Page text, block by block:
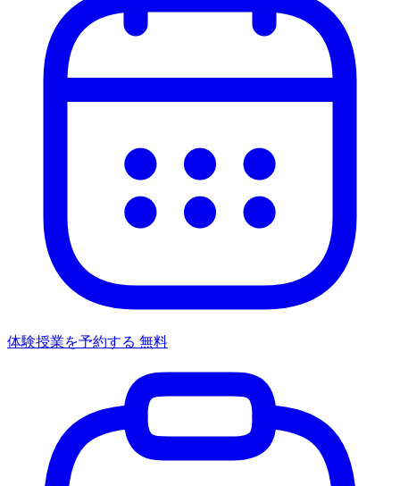
体験授業を予約する 無料